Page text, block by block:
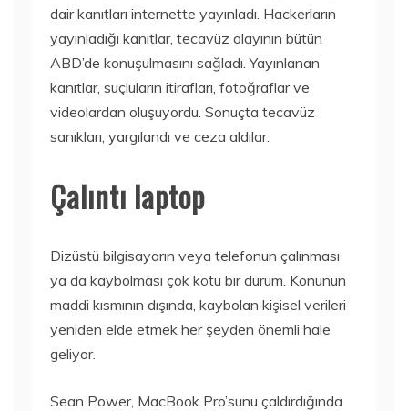
dair kanıtları internette yayınladı. Hackerların
yayınladığı kanıtlar, tecavüz olayının bütün
ABD’de konuşulmasını sağladı. Yayınlanan
kanıtlar, suçluların itirafları, fotoğraflar ve
videolardan oluşuyordu. Sonuçta tecavüz
sanıkları, yargılandı ve ceza aldılar.
Çalıntı laptop
Dizüstü bilgisayarın veya telefonun çalınması
ya da kaybolması çok kötü bir durum. Konunun
maddi kısmının dışında, kaybolan kişisel verileri
yeniden elde etmek her şeyden önemli hale
geliyor.
Sean Power, MacBook Pro’sunu çaldırdığında